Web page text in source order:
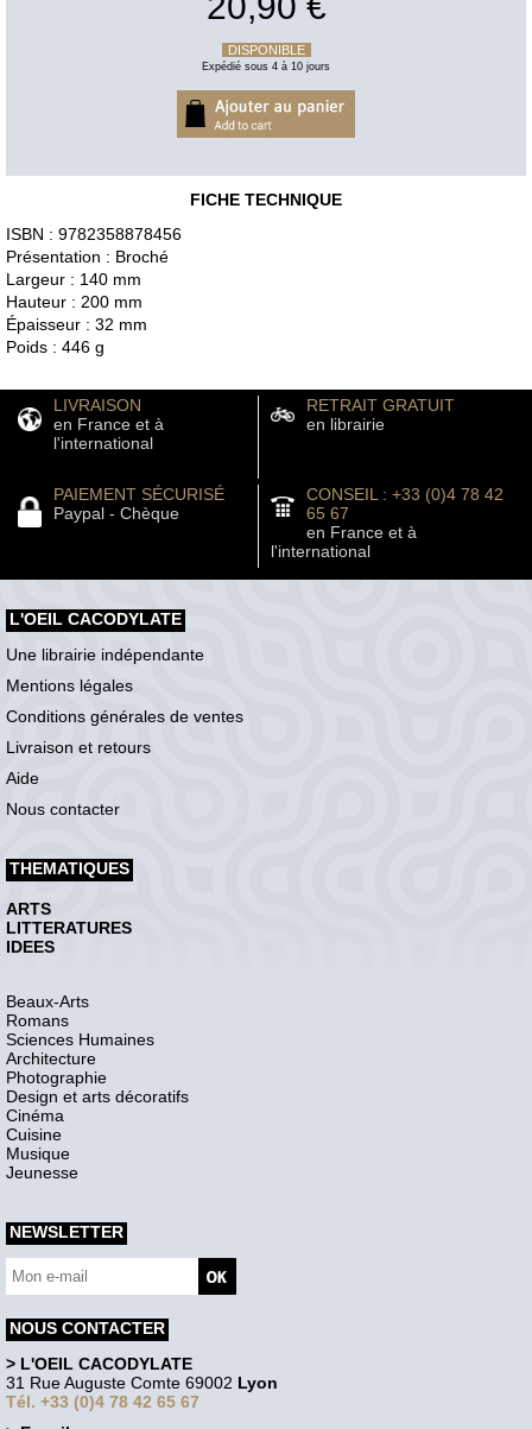
DISPONIBLE
Expédié sous 4 à 10 jours
FICHE TECHNIQUE
ISBN : 9782358878456
Présentation : Broché
Largeur : 140 mm
Hauteur : 200 mm
Épaisseur : 32 mm
Poids : 446 g
LIVRAISON
en France et à
l'international
RETRAIT GRATUIT
en librairie
PAIEMENT SÉCURISÉ
Paypal - Chèque
CONSEIL : +33 (0)4 78 42
65 67
en France et à
l'international
L'OEIL CACODYLATE
Une librairie indépendante
Mentions légales
Conditions générales de ventes
Livraison et retours
Aide
Nous contacter
THEMATIQUES
ARTS
LITTERATURES
IDEES
Beaux-Arts
Romans
Sciences Humaines
Architecture
Photographie
Design et arts décoratifs
Cinéma
Cuisine
Musique
Jeunesse
NEWSLETTER
NOUS CONTACTER
> L'OEIL CACODYLATE
31 Rue Auguste Comte 69002 Lyon
Tél. +33 (0)4 78 42 65 67